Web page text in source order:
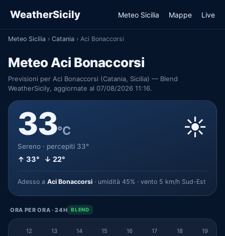
WeatherSicily Meteo Sicilia Mappe Live
Meteo Sicilia › Catania › Aci Bonaccorsi
Meteo Aci Bonaccorsi
Previsioni per Aci Bonaccorsi (Catania, Sicilia) — Blend
WeatherSicily, aggiornate al 07/08/2026 11:16.
33°C
Sereno · percepiti 33°
↑ 33° ↓ 22°
☀️
Adesso a Aci Bonaccorsi · umidità 45% · vento 5 km/h Sud-Est
ORA PER ORA · 24H BLEND
12 13 14 15 16 17 18 19